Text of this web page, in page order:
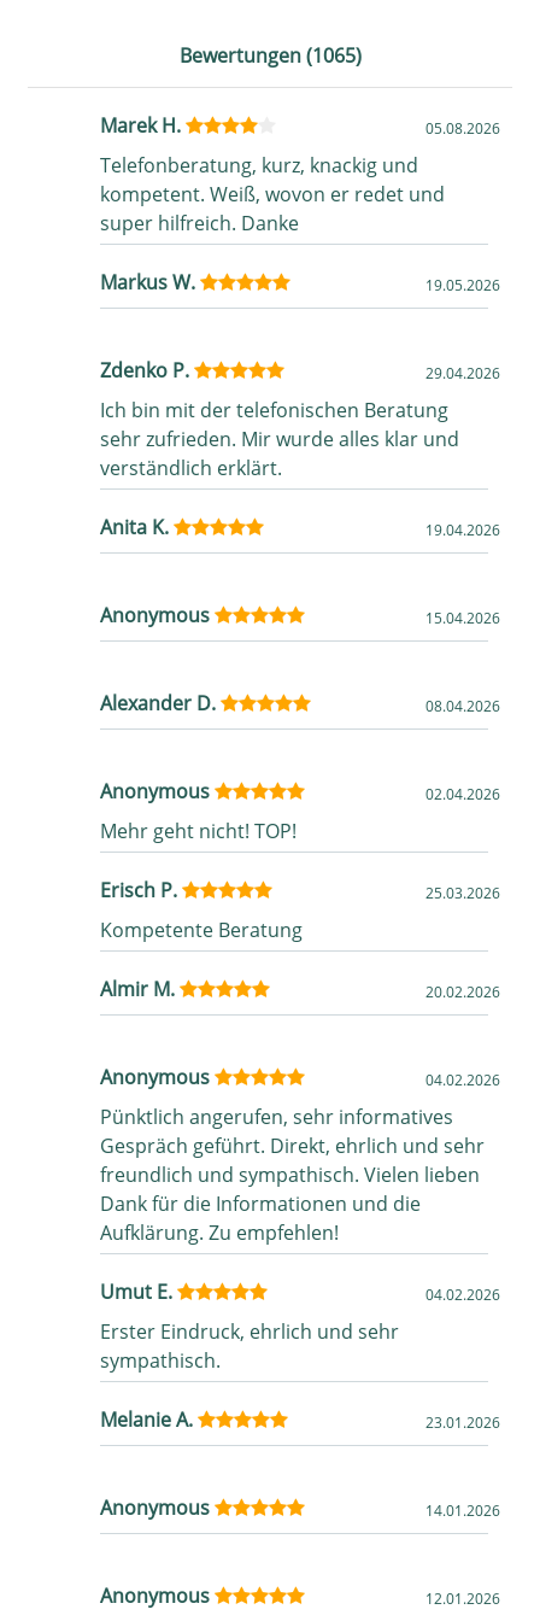
Bewertungen (1065)
Marek H. 05.08.2026
Telefonberatung, kurz, knackig und
kompetent. Weiß, wovon er redet und
super hilfreich. Danke
Markus W. 19.05.2026
Zdenko P. 29.04.2026
Ich bin mit der telefonischen Beratung
sehr zufrieden. Mir wurde alles klar und
verständlich erklärt.
Anita K. 19.04.2026
Anonymous 15.04.2026
Alexander D. 08.04.2026
Anonymous 02.04.2026
Mehr geht nicht! TOP!
Erisch P. 25.03.2026
Kompetente Beratung
Almir M. 20.02.2026
Anonymous 04.02.2026
Pünktlich angerufen, sehr informatives
Gespräch geführt. Direkt, ehrlich und sehr
freundlich und sympathisch. Vielen lieben
Dank für die Informationen und die
Aufklärung. Zu empfehlen!
Umut E. 04.02.2026
Erster Eindruck, ehrlich und sehr
sympathisch.
Melanie A. 23.01.2026
Anonymous 14.01.2026
Anonymous 12.01.2026